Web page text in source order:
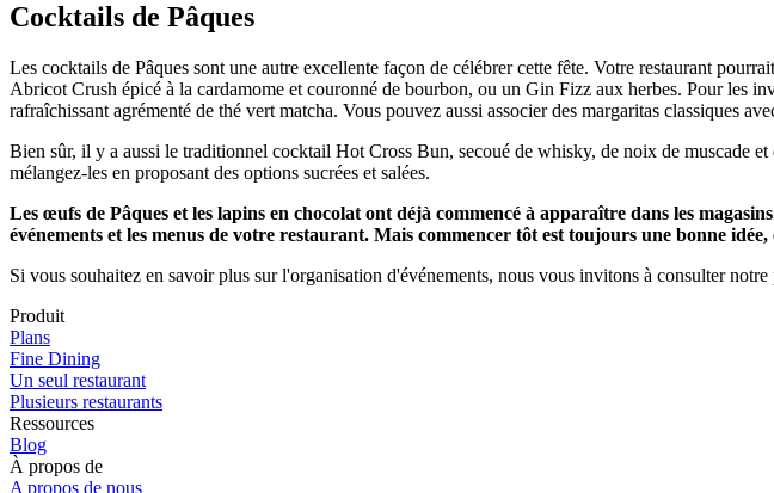
Cocktails de Pâques
Les cocktails de Pâques sont une autre excellente façon de célébrer cette fête. Votre restaurant
Abricot Crush épicé à la cardamome et couronné de bourbon, ou un Gin Fizz aux herbes. Pour les
rafraîchissant agrémenté de thé vert matcha. Vous pouvez aussi associer des margaritas classiques
Bien sûr, il y a aussi le traditionnel cocktail Hot Cross Bun, secoué de whisky, de noix de muscade
mélangez-les en proposant des options sucrées et salées.
Les œufs de Pâques et les lapins en chocolat ont déjà commencé à apparaître dans les
événements et les menus de votre restaurant. Mais commencer tôt est toujours une bonne
Si vous souhaitez en savoir plus sur l'organisation d'événements, nous vous invitons à consulter notre
Produit
Plans
Fine Dining
Un seul restaurant
Plusieurs restaurants
Ressources
Blog
À propos de
A propos de nous